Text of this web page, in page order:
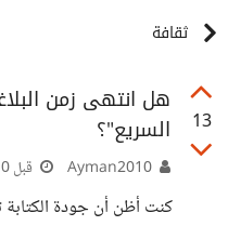
ثقافة
13
هل انتهى زمن
السريع"؟
قبل 10 أشهر
كنت أظن أن جودة الكتابة